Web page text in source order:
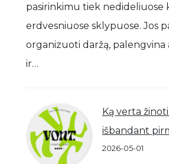
pasirinkimu tiek nedideliuose
erdvesniuose sklypuose. Jos
organizuoti daržą,
ir…
Ką verta
išbandant
2026-05-01